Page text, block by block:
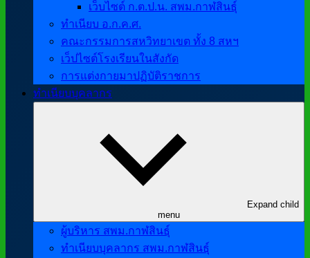
เว็บไซต์ ก.ต.ป.น. สพม.กาฬสินธุ์
ทำเนียบ อ.ก.ค.ศ.
คณะกรรมการสหวิทยาเขต ทั้ง 8 สหฯ
เว็ปไซต์โรงเรียนในสังกัด
การแต่งกายมาปฏิบัติราชการ
ทำเนียบบุคลากร
Expand child
menu
ผู้บริหาร สพม.กาฬสินธุ์
ทำเนียบบุคลากร สพม.กาฬสินธุ์